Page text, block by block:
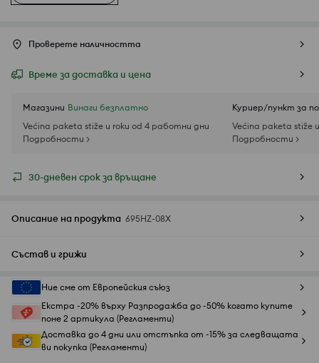
Проверете наличността
Време за доставка и цена
Магазини Винаги безплатно
Većina paketa stiže u roku od 4 работни дни
Подробности >
Куриер/пункт за
Većina paketa stiže
Подробности >
30-дневен срок за връщане
Описание на продукта 695HZ-08X
Състав и грижи
Ние сме от Европейския съюз
Екстра -20% върху Разпродажба до -50% когато купите
поне 2 артикула (Регламенти)
Доставка до 4 дни или отстъпка от -15% за следващата
ви покупка (Регламенти)